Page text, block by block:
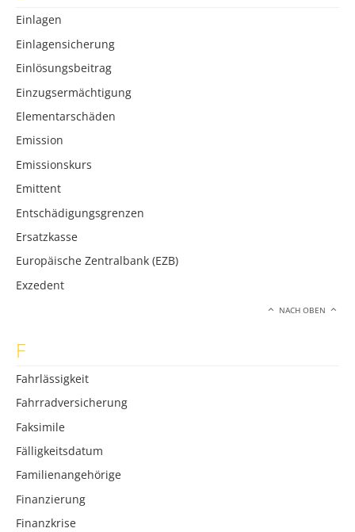
Einlagen
Einlagensicherung
Einlösungsbeitrag
Einzugsermächtigung
Elementarschäden
Emission
Emissionskurs
Emittent
Entschädigungsgrenzen
Ersatzkasse
Europäische Zentralbank (EZB)
Exzedent
NACH OBEN
F
Fahrlässigkeit
Fahrradversicherung
Faksimile
Fälligkeitsdatum
Familienangehörige
Finanzierung
Finanzkrise